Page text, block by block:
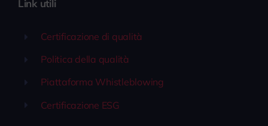
Link utili
Certificazione di qualità
Politica della qualità
Piattaforma Whistleblowing
Certificazione ESG